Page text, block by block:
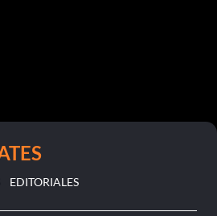
EDITORIALES